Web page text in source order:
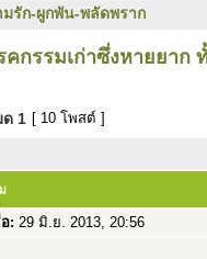
มรัก-ผูกพัน-พลัดพราก
คกรรมเก่าซึ่งหายยาก
ด 1 [ 10 โพสต์ ]
: 29 มิ.ย. 2013, 20:56